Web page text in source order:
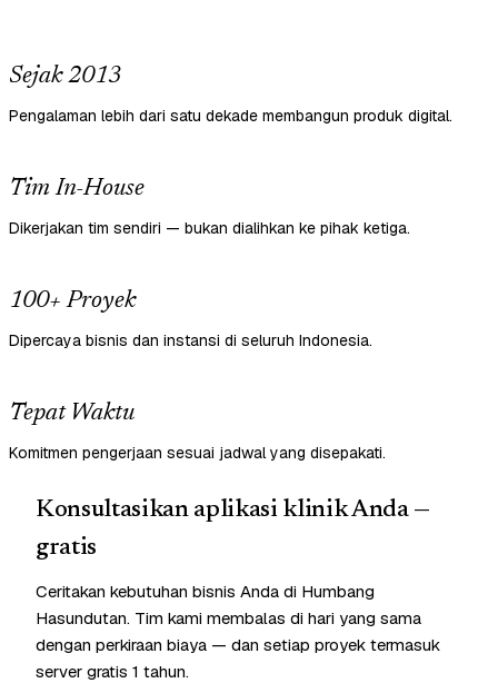
Sejak 2013
Pengalaman lebih dari satu dekade membangun produk digital.
Tim In-House
Dikerjakan tim sendiri — bukan dialihkan ke pihak ketiga.
100+ Proyek
Dipercaya bisnis dan instansi di seluruh Indonesia.
Tepat Waktu
Komitmen pengerjaan sesuai jadwal yang disepakati.
Konsultasikan aplikasi klinik Anda —
gratis
Ceritakan kebutuhan bisnis Anda di Humbang
Hasundutan. Tim kami membalas di hari yang sama
dengan perkiraan biaya — dan setiap proyek termasuk
server gratis 1 tahun.